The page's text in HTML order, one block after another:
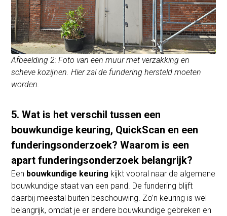
Afbeelding 2: Foto van een muur met verzakking en
scheve kozijnen. Hier zal de fundering hersteld moeten
worden.
5. Wat is het verschil tussen een
bouwkundige keuring, QuickScan en een
funderingsonderzoek? Waarom is een
apart funderingsonderzoek belangrijk?
Een bouwkundige keuring kijkt vooral naar de algemene
bouwkundige staat van een pand. De fundering blijft
daarbij meestal buiten beschouwing. Zo’n keuring is wel
belangrijk, omdat je er andere bouwkundige gebreken en